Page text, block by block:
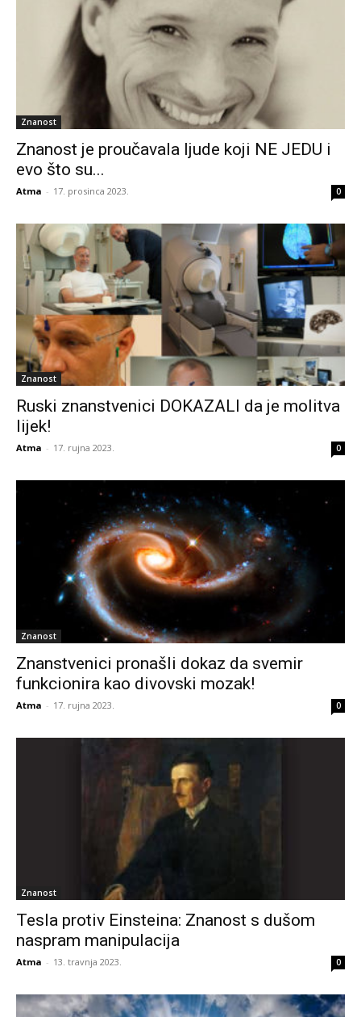
Znanost
Znanost je proučavala ljude koji NE JEDU i
evo što su...
Atma - 17. prosinca 2023. 0
Znanost
Ruski znanstvenici DOKAZALI da je molitva
lijek!
Atma - 17. rujna 2023. 0
Znanost
Znanstvenici pronašli dokaz da svemir
funkcionira kao divovski mozak!
Atma - 17. rujna 2023. 0
Znanost
Tesla protiv Einsteina: Znanost s dušom
naspram manipulacija
Atma - 13. travnja 2023. 0